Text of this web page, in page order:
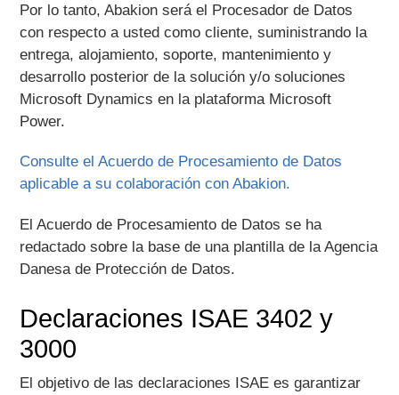
Por lo tanto, Abakion será el Procesador de Datos
con respecto a usted como cliente, suministrando la
entrega, alojamiento, soporte, mantenimiento y
desarrollo posterior de la solución y/o soluciones
Microsoft Dynamics en la plataforma Microsoft
Power.
Consulte el Acuerdo de Procesamiento de Datos
aplicable a su colaboración con Abakion.
El Acuerdo de Procesamiento de Datos se ha
redactado sobre la base de una plantilla de la Agencia
Danesa de Protección de Datos.
Declaraciones ISAE 3402 y
3000
El objetivo de las declaraciones ISAE es garantizar